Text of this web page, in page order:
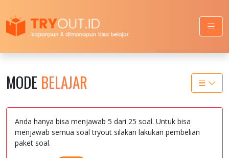
MODE BELAJAR
Anda hanya bisa menjawab 5 dari 25 soal. Untuk bisa
menjawab semua soal tryout silakan lakukan pembelian
paket soal.